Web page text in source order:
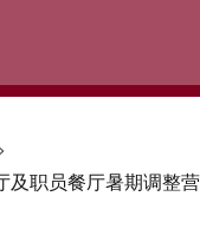
及职员餐厅暑期调整